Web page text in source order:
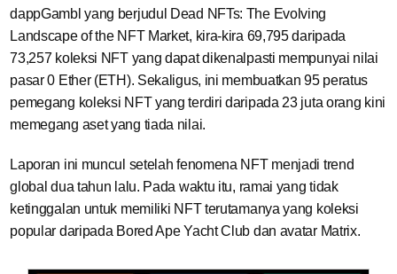
dappGambl yang berjudul Dead NFTs: The Evolving
Landscape of the NFT Market, kira-kira 69,795 daripada
73,257 koleksi NFT yang dapat dikenalpasti mempunyai nilai
pasar 0 Ether (ETH). Sekaligus, ini membuatkan 95 peratus
pemegang koleksi NFT yang terdiri daripada 23 juta orang kini
memegang aset yang tiada nilai.
Laporan ini muncul setelah fenomena NFT menjadi trend
global dua tahun lalu. Pada waktu itu, ramai yang tidak
ketinggalan untuk memiliki NFT terutamanya yang koleksi
popular daripada Bored Ape Yacht Club dan avatar Matrix.